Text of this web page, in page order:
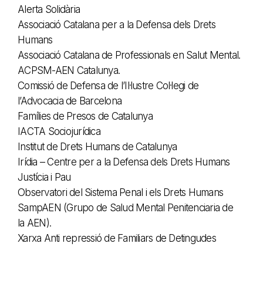
Alerta Solidària
Associació Catalana per a la Defensa dels Drets
Humans
Associació Catalana de Professionals en Salut Mental.
ACPSM-AEN Catalunya.
Comissió de Defensa de l’Il·lustre Col·legi de
l’Advocacia de Barcelona
Famílies de Presos de Catalunya
IACTA Sociojurídica
Institut de Drets Humans de Catalunya
Irídia – Centre per a la Defensa dels Drets Humans
Justícia i Pau
Observatori del Sistema Penal i els Drets Humans
SampAEN (Grupo de Salud Mental Penitenciaria de
la AEN).
Xarxa Anti repressió de Familiars de Detingudes